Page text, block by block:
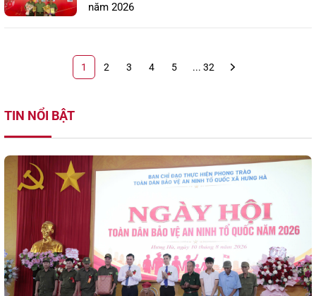
năm 2026
1 2 3 4 5 ... 32
TIN NỔI BẬT